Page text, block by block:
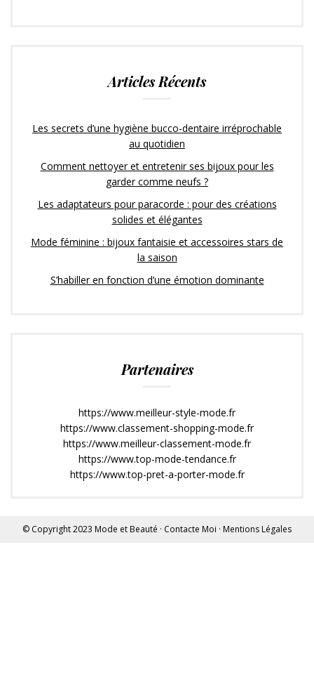
Articles Récents
Les secrets d’une hygiène bucco-dentaire irréprochable
au quotidien
Comment nettoyer et entretenir ses bijoux pour les
garder comme neufs ?
Les adaptateurs pour paracorde : pour des créations
solides et élégantes
Mode féminine : bijoux fantaisie et accessoires stars de
la saison
S’habiller en fonction d’une émotion dominante
Partenaires
https://www.meilleur-style-mode.fr
https://www.classement-shopping-mode.fr
https://www.meilleur-classement-mode.fr
https://www.top-mode-tendance.fr
https://www.top-pret-a-porter-mode.fr
© Copyright 2023 Mode et Beauté · Contacte Moi · Mentions Légales